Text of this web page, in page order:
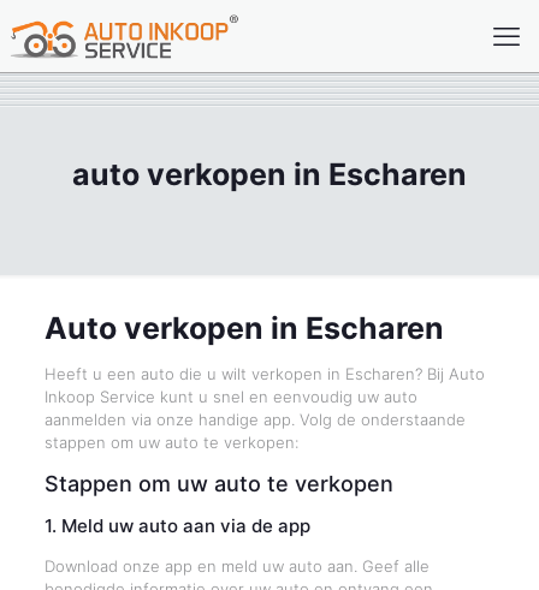
auto verkopen in Escharen
Auto verkopen in Escharen
Heeft u een auto die u wilt verkopen in Escharen? Bij Auto
Inkoop Service kunt u snel en eenvoudig uw auto
aanmelden via onze handige app. Volg de onderstaande
stappen om uw auto te verkopen:
Stappen om uw auto te verkopen
1. Meld uw auto aan via de app
Download onze app en meld uw auto aan. Geef alle